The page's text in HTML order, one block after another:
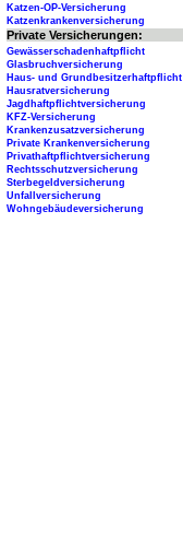
Katzen-OP-Versicherung
Katzenkrankenversicherung
Private Versicherungen:
Gewässerschadenhaftpflicht
Glasbruchversicherung
Haus- und Grundbesitzerhaftpflicht
Hausratversicherung
Jagdhaftpflichtversicherung
KFZ-Versicherung
Krankenzusatzversicherung
Private Krankenversicherung
Privathaftpflichtversicherung
Rechtsschutzversicherung
Sterbegeldversicherung
Unfallversicherung
Wohngebäudeversicherung